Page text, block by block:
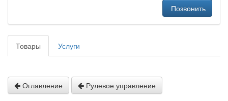
Позвонить
Товары Услуги
Оглавление Рулевое управление